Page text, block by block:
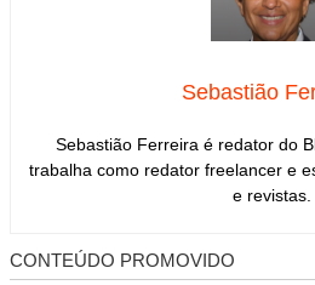
Sebastião
Sebastião Ferreira é redator do
trabalha como redator freelancer e
e revistas.